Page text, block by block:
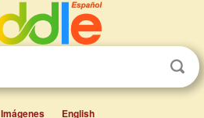
Imágenes English